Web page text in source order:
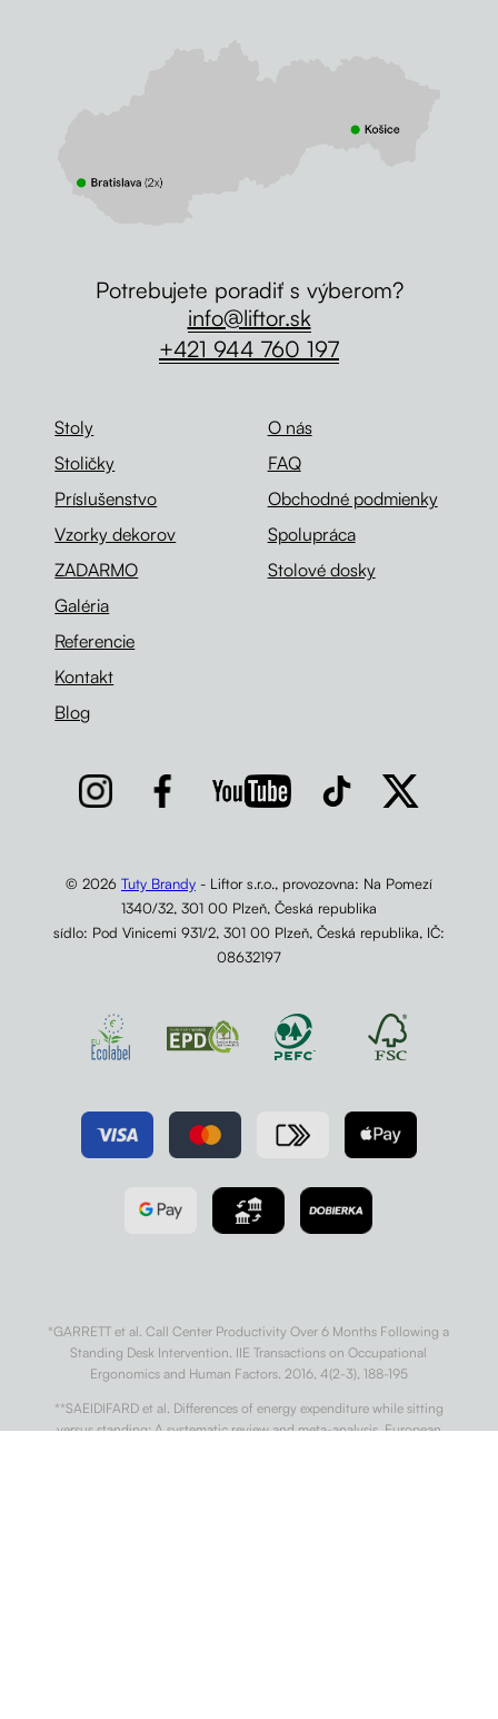
Stoly
Stoličky
Príslušenstvo
Vzorky dekorov
ZADARMO
Galéria
Referencie
Kontakt
Blog
O nás
FAQ
Obchodné podmienky
Spolupráca
Stolové dosky
Potrebujete poradiť s výberom?
info@liftor.sk
+421 944 760 197
© 2026 Tuty Brandy- Liftor s.r.o., provozovna: Na Pomezí
1340/32, 301 00 Plzeň, Česká republika
sídlo: Pod Vinicemi 931/2, 301 00 Plzeň, Česká republika, IČ:
08632197
*GARRETT et al. Call Center Productivity Over 6 Months Following a
Standing Desk Intervention. IIE Transactions on Occupational
Ergonomics and Human Factors. 2016, 4(2-3), 188-195
**SAEIDIFARD et al. Differences of energy expenditure while sitting
versus standing: A systematic review and meta-analysis. European